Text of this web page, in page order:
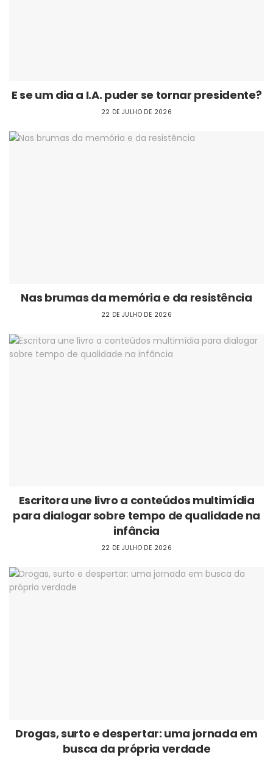
E se um dia a I.A. puder se tornar presidente?
22 DE JULHO DE 2026
Nas brumas da memória e da resistência
22 DE JULHO DE 2026
Escritora une livro a conteúdos multimídia
para dialogar sobre tempo de qualidade na
infância
22 DE JULHO DE 2026
Drogas, surto e despertar: uma jornada em
busca da própria verdade